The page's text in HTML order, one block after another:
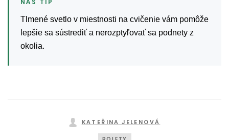
Tlmené svetlo v miestnosti na cvičenie vám pomôže
lepšie sa sústrediť a nerozptyľovať sa podnety z
okolia.
KATEŘINA JELENOVÁ